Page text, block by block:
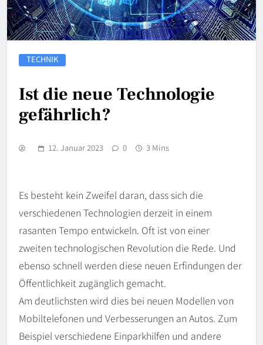
TECHNIK
Ist die neue Technologie
gefährlich?
12. Januar 2023 0 3 Mins
Es besteht kein Zweifel daran, dass sich die
verschiedenen Technologien derzeit in einem
rasanten Tempo entwickeln. Oft ist von einer
zweiten technologischen Revolution die Rede. Und
ebenso schnell werden diese neuen Erfindungen der
Öffentlichkeit zugänglich gemacht.
Am deutlichsten wird dies bei neuen Modellen von
Mobiltelefonen und Verbesserungen an Autos. Zum
Beispiel verschiedene Einparkhilfen und andere